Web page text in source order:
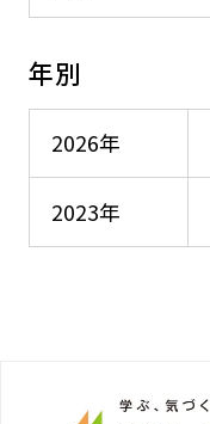
年別
2026年
2023年